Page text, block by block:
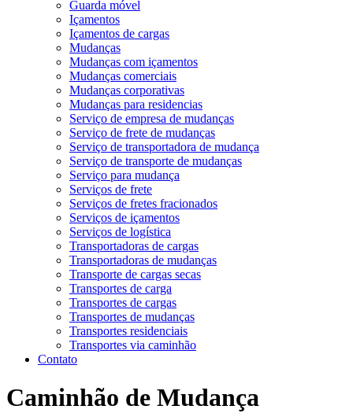
Guarda móvel
Içamentos
Içamentos de cargas
Mudanças
Mudanças com içamentos
Mudanças comerciais
Mudanças corporativas
Mudanças para residencias
Serviço de empresa de mudanças
Serviço de frete de mudanças
Serviço de transportadora de mudança
Serviço de transporte de mudanças
Serviço para mudança
Serviços de frete
Serviços de fretes fracionados
Serviços de içamentos
Serviços de logística
Transportadoras de cargas
Transportadoras de mudanças
Transporte de cargas secas
Transportes de carga
Transportes de cargas
Transportes de mudanças
Transportes residenciais
Transportes via caminhão
Contato
Caminhão de Mudança